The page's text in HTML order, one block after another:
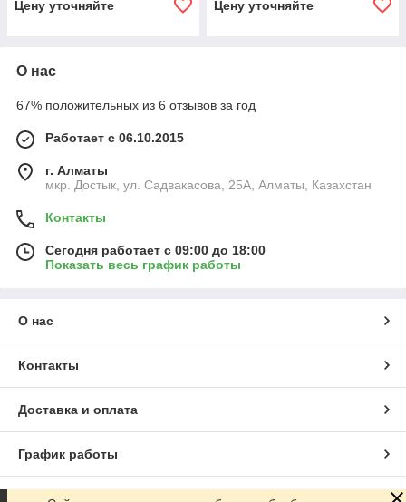
Цену уточняйте Цену уточняйте
О нас
67% положительных из 6 отзывов за год
Работает с 06.10.2015
г. Алматы
мкр. Достык, ул. Садвакасова, 25А, Алматы, Казахстан
Контакты
Сегодня работает с 09:00 до 18:00
Показать весь график работы
О нас
Контакты
Доставка и оплата
График работы
Полная версия сайта